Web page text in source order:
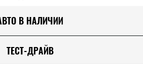
В НАЛИЧИИ
ТЕСТ-ДРАЙВ